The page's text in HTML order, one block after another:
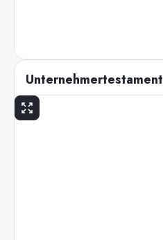
Unternehmertestament